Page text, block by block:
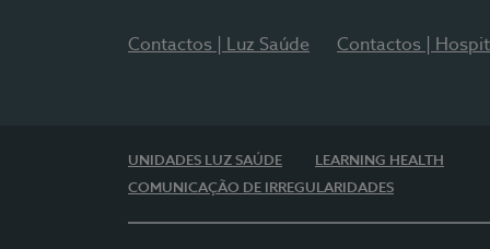
Contactos | Luz Saúde Contactos |
UNIDADES LUZ SAÚDE
LEARNING HEALTH
COMUNICAÇÃO DE IRREGULARIDADES